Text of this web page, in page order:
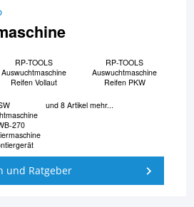
RP-TOOLS
Auswuchtmaschine
Reifen Vollaut
RP-TOOLS
Auswuchtmaschine
Reifen PKW
270
und 8 Artikel mehr...
und Ratgeber